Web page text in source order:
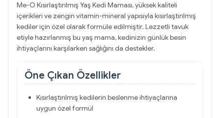
Me-O Kısırlaştırılmış Yaş Kedi Maması, yüksek kaliteli
içerikleri ve zengin vitamin-mineral yapısıyla kısırlaştırılmış
kediler için özel olarak formüle edilmiştir. Lezzetli tavuk
etiyle hazırlanmış bu yaş mama, kedinizin günlük besin
ihtiyaçlarını karşılarken sağlığını da destekler.
Öne Çıkan Özellikler
Kısırlaştırılmış kedilerin beslenme ihtiyaçlarına
uygun özel formül